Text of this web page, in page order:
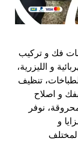
فك و تركيب
و الليزرية،
تنظيف
و اصلاح
نوفر
و